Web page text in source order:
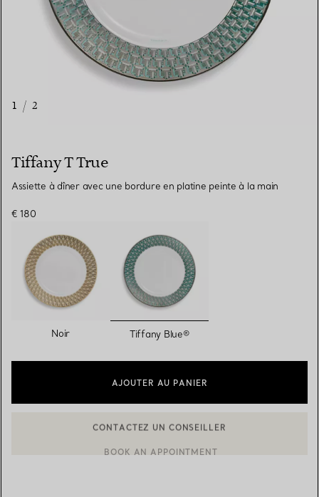
1 / 2
Tiffany T True
Assiette à dîner avec une bordure en platine peinte à la main
€ 180
Noir sélectionnés
Tiffany Blue®
AJOUTER AU PANIER
BOOK AN APPOINTMENT